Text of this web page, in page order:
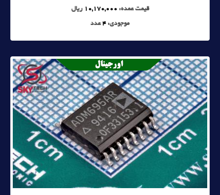
قیمت عمده: 10,170,000 ریال
موجودی: 4 عدد